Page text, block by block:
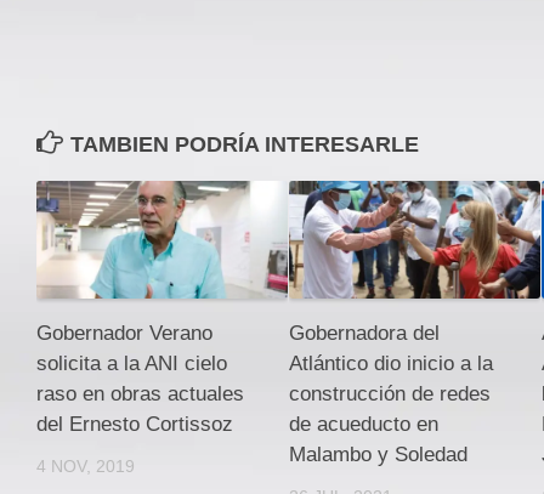
TAMBIEN PODRÍA INTERESARLE
Gobernador Verano
solicita a la ANI cielo
raso en obras actuales
del Ernesto Cortissoz
4 NOV, 2019
Gobernadora del
Atlántico dio inicio a la
construcción de redes
de acueducto en
Malambo y Soledad